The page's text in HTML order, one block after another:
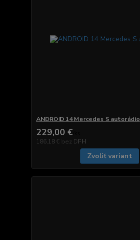
ANDROID 14 Mercedes S autorádio
229,00 €
186,18 € bez DPH
Zvoliť variant